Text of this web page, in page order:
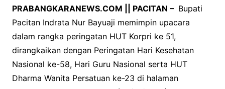
PRABANGKARANEWS.COM || PACITAN – Bupati
Pacitan Indrata Nur Bayuaji memimpin upacara
dalam rangka peringatan HUT Korpri ke 51,
dirangkaikan dengan Peringatan Hari Kesehatan
Nasional ke-58, Hari Guru Nasional serta HUT
Dharma Wanita Persatuan ke-23 di halaman